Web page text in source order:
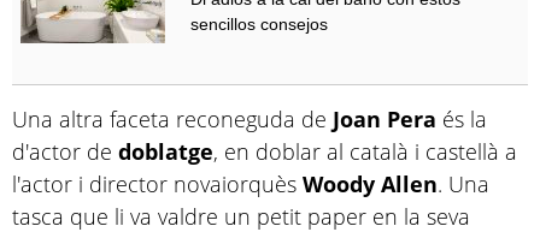
sencillos consejos
Una altra faceta reconeguda de Joan Pera és la
d'actor de doblatge, en doblar al català i castellà a
l'actor i director novaiorquès Woody Allen. Una
tasca que li va valdre un petit paper en la seva